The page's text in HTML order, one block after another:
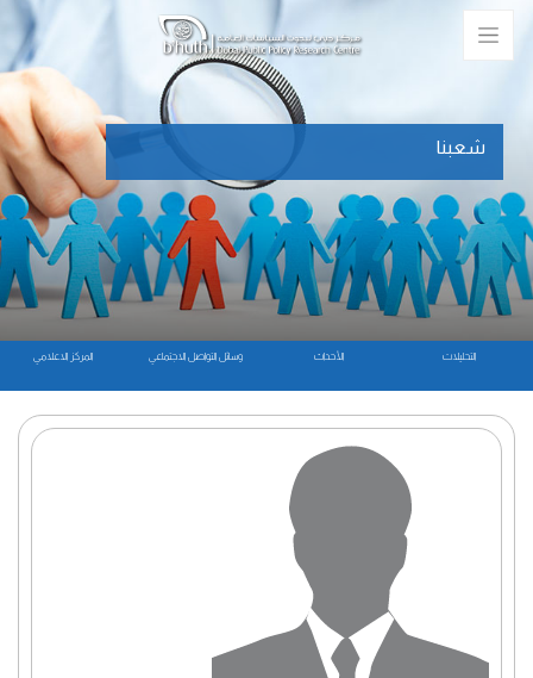
المركز الاعلامي وسائل التواصل الاجتماعي الأحداث التحليلات
شعبنا